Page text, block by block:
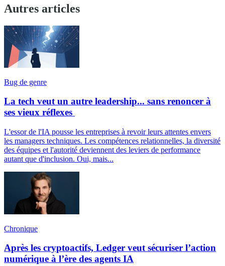
Autres articles
Bug de genre
La tech veut un autre leadership... sans renoncer à
ses vieux réflexes
L'essor de l'IA pousse les entreprises à revoir leurs attentes envers
les managers techniques. Les compétences relationnelles, la diversité
des équipes et l'autorité deviennent des leviers de performance
autant que d'inclusion. Oui, mais...
Chronique
Après les cryptoactifs, Ledger veut sécuriser l’action
numérique à l’ère des agents IA